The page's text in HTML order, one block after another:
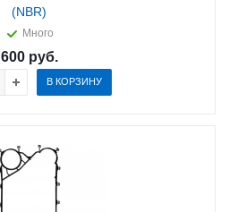
(NBR)
Много
600руб.
В КОРЗИНУ